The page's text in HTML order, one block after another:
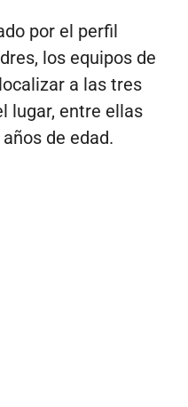
por el perfil
los equipos de
a las tres
lugar, entre ellas
de edad.